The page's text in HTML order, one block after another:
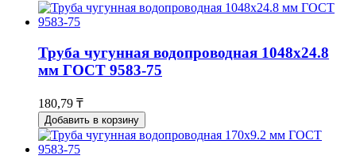
Труба чугунная водопроводная 1048x24.8
мм ГОСТ 9583-75
180,79 ₸
Добавить в корзину